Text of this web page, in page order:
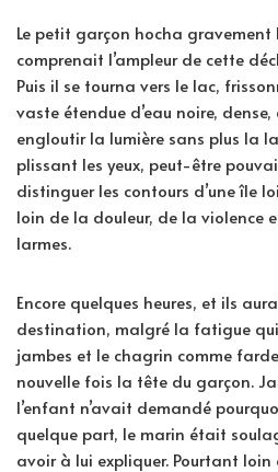
Le petit garçon hocha gravement
comprenait l’ampleur de cette
Puis il se tourna vers le lac,
vaste étendue d’eau noire,
engloutir la lumière sans plus la
plissant les yeux, peut-être
distinguer les contours d’une île
loin de la douleur, de la violence
larmes.
Encore quelques heures, et ils
destination, malgré la fatigue
jambes et le chagrin comme
nouvelle fois la tête du garçon.
l’enfant n’avait demandé
quelque part, le marin était
avoir à lui expliquer. Pourtant loin